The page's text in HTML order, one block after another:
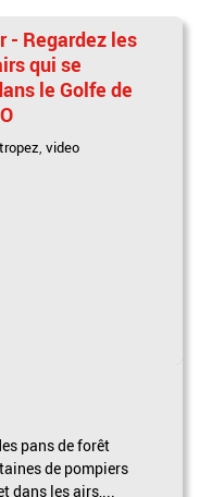
- Regardez les
qui se
le Golfe de
,video
pans de forêt
de pompiers
dans les airs,...